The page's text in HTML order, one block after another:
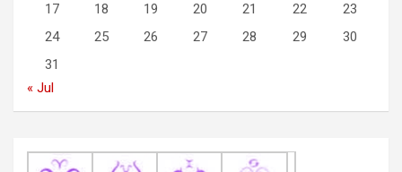
17
18 19 20 21 22
23
24
25 26 27 28 29
30
31
« Jul